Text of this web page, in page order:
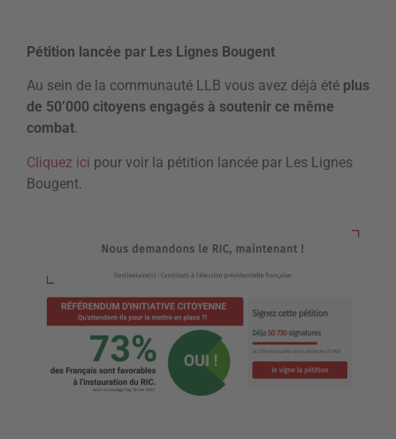
Pétition lancée par Les Lignes Bougent
Au sein de la communauté LLB vous avez déjà été plus
de 50’000 citoyens engagés à soutenir ce même
combat.
Cliquez ici pour voir la pétition lancée par Les Lignes
Bougent.